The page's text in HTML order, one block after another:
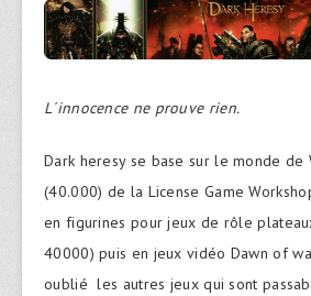
L´innocence ne prouve rien.
Dark heresy se base sur le monde de
(40.000) de la License Game
en figurines pour jeux de rôle
40000) puis en jeux vidéo Dawn of
oublié les autres jeux qui sont